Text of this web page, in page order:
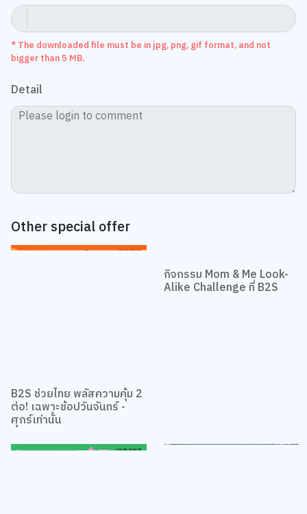
* The downloaded file must be in jpg, png, gif format, and not
bigger than 5 MB.
Detail
Other special offer
B2S ช่วยไทย พลัสความคุ้ม 2
ต่อ! เฉพาะช้อปวันจันทร์ -
ศุกร์เท่านั้น